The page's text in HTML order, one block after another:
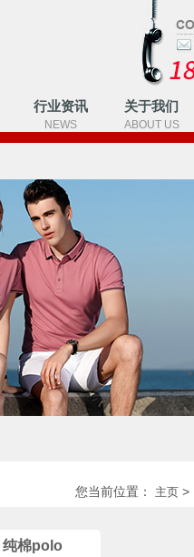
行业资讯
NEWS
关于我们
ABOUT US
您当前位置： 主页 >
纯棉polo